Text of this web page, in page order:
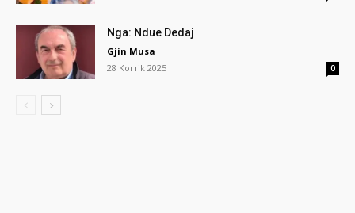
Nga: Ndue Dedaj
Gjin Musa
28 Korrik 2025
0